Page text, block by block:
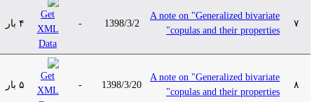
A note on "Generalized bivariate
copulas and their properties"
1398/3/2
A note on "Generalized bivariate
copulas and their properties"
1398/3/20